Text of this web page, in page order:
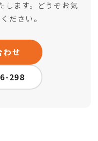
します。どうぞお気
ださい。
わせ
298